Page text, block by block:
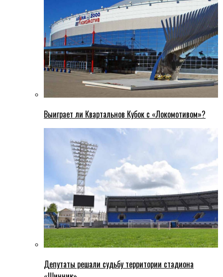
Выиграет ли Квартальнов Кубок с «Локомотивом»?
Депутаты решали судьбу территории стадиона